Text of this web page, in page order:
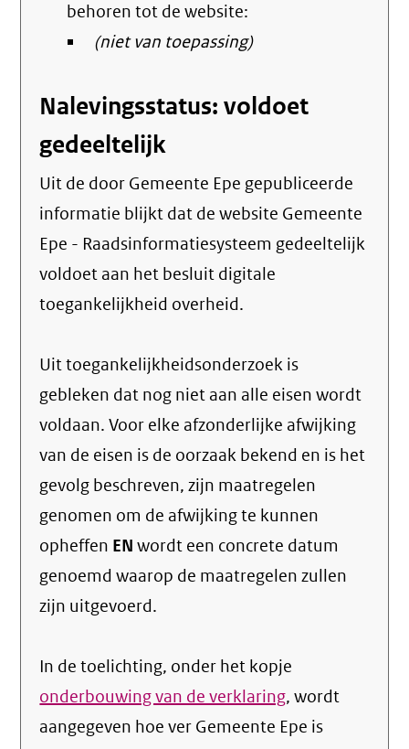
behoren tot de website:
(niet van toepassing)
Nalevingsstatus: voldoet
gedeeltelijk
Uit de door Gemeente Epe gepubliceerde
informatie blijkt dat de website Gemeente
Epe - Raadsinformatiesysteem gedeeltelijk
voldoet aan het besluit digitale
toegankelijkheid overheid.
Uit toegankelijkheidsonderzoek is
gebleken dat nog niet aan alle eisen wordt
voldaan. Voor elke afzonderlijke afwijking
van de eisen is de oorzaak bekend en is het
gevolg beschreven, zijn maatregelen
genomen om de afwijking te kunnen
opheffen EN wordt een concrete datum
genoemd waarop de maatregelen zullen
zijn uitgevoerd.
In de toelichting, onder het kopje
onderbouwing van de verklaring, wordt
aangegeven hoe ver Gemeente Epe is